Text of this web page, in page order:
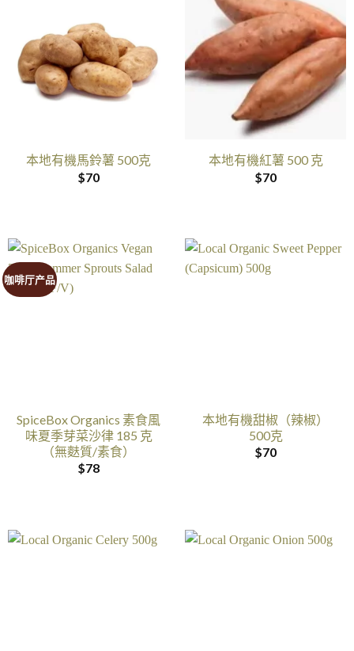
本地有機馬鈴薯 500克
$70
本地有機紅薯 500 克
$70
咖啡厅产品
SpiceBox Organics 素食風
味夏季芽菜沙律 185 克
（無麩質/素食）
$78
本地有機甜椒（辣椒）
500克
$70